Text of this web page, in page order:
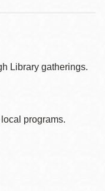
Library gatherings.
programs.